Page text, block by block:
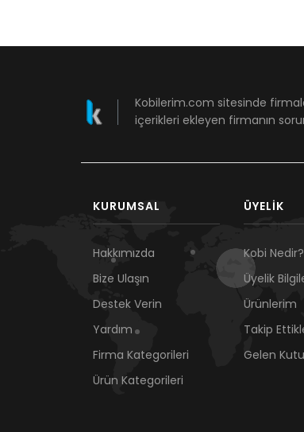
Kobilerim.com sitesinde
içerikleri ekleyen firmanın
KURUMSAL
Hakkımızda
Bize Ulaşın
Destek Verin
Yardım
Firma Kategorileri
Ürün Kategorileri
ÜYELIK
Kobi Nedir?
Üyelik
Ürünlerim
Takip
Gelen